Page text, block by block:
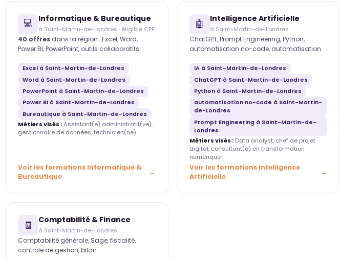
💻 Informatique & Bureautique
à Saint-Martin-de-Londres · éligible CPF
40 offres dans la région · Excel, Word,
Power BI, PowerPoint, outils collaboratifs
Excel à Saint-Martin-de-Londres
Word à Saint-Martin-de-Londres
PowerPoint à Saint-Martin-de-Londres
Power BI à Saint-Martin-de-Londres
Bureautique à Saint-Martin-de-Londres
Métiers visés :Assistant(e) administratif(ve),
gestionnaire de données, technicien(ne)
Voir les formations Informatique &
Bureautique
🤖 Intelligence Artificielle
à Saint-Martin-de-Londres
ChatGPT, Prompt Engineering, Python,
automatisation no-code, automatisation
IA à Saint-Martin-de-Londres
ChatGPT à Saint-Martin-de-Londres
Python à Saint-Martin-de-Londres
automatisation no-code à Saint-Martin-
de-Londres
Prompt Engineering à Saint-Martin-de-
Londres
Métiers visés : Data analyst, chef de projet
digital, consultant(e) en transformation
numérique
Voir les formations Intelligence
Artificielle
🧾 Comptabilité & Finance
à Saint-Martin-de-Londres
Comptabilité générale, Sage, fiscalité,
contrôle de gestion, bilan